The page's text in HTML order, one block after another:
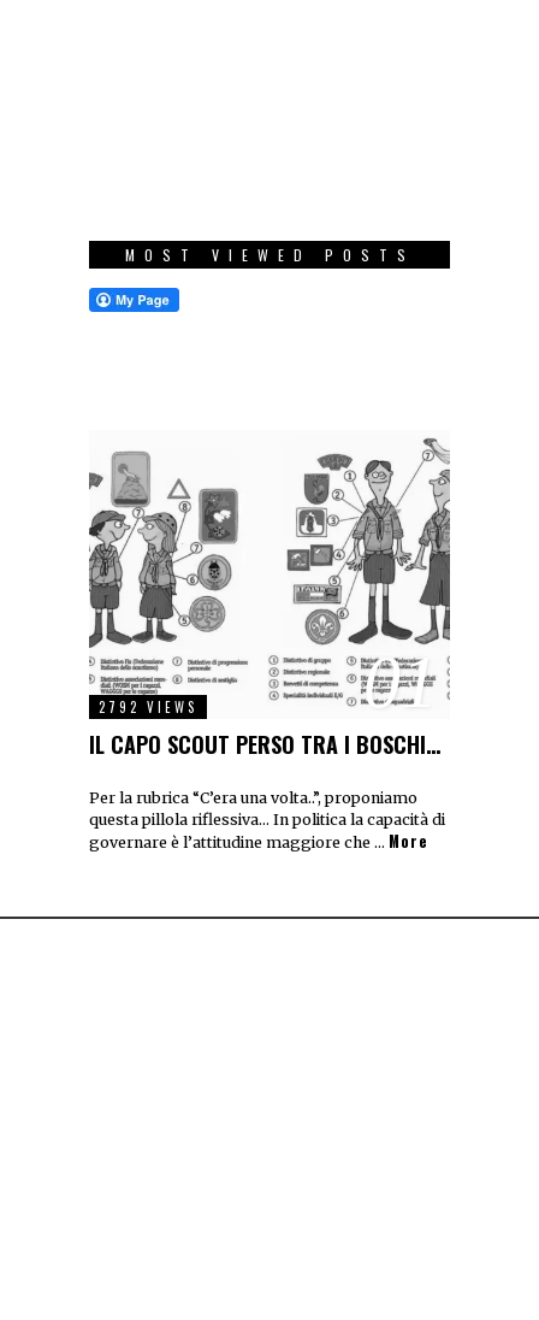
MOST VIEWED POSTS
01
2792 VIEWS
IL CAPO SCOUT PERSO TRA I BOSCHI…
Per la rubrica “C’era una volta..”, proponiamo
questa pillola riflessiva… In politica la capacità di
governare è l’attitudine maggiore che … More